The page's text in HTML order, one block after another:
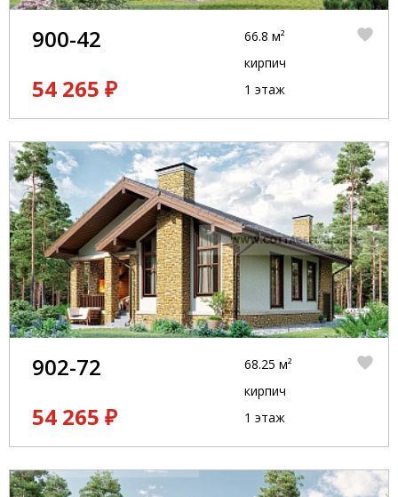
900-42
54 265 ₽
66.8 м²
кирпич
1 этаж
902-72
54 265 ₽
68.25 м²
кирпич
1 этаж